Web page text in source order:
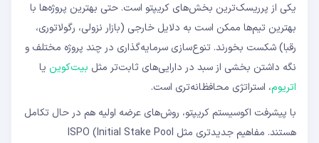
یکی از پرریسک‌ترین بخش‌های کریپتو است. حتی بهترین پروژه‌ها با
بهترین تیم‌ها ممکن است به دلایل خارجی (بازار نزولی، رگولاتوری،
رقبا) شکست بخورند. تنوع‌سازی سرمایه‌گذاری در چند پروژه مختلف و
نگه داشتن بخشی از سبد در دارایی‌های ثابت‌تر مثل بیت‌کوین یا
اتریوم، استراتژی محافظانه‌تری است.
با پیشرفت اکوسیستم کریپتو، روش‌های عرضه اولیه هم در حال تکامل
هستند. مفاهیم جدیدتری مثل ISPO (Initial Stake Pool